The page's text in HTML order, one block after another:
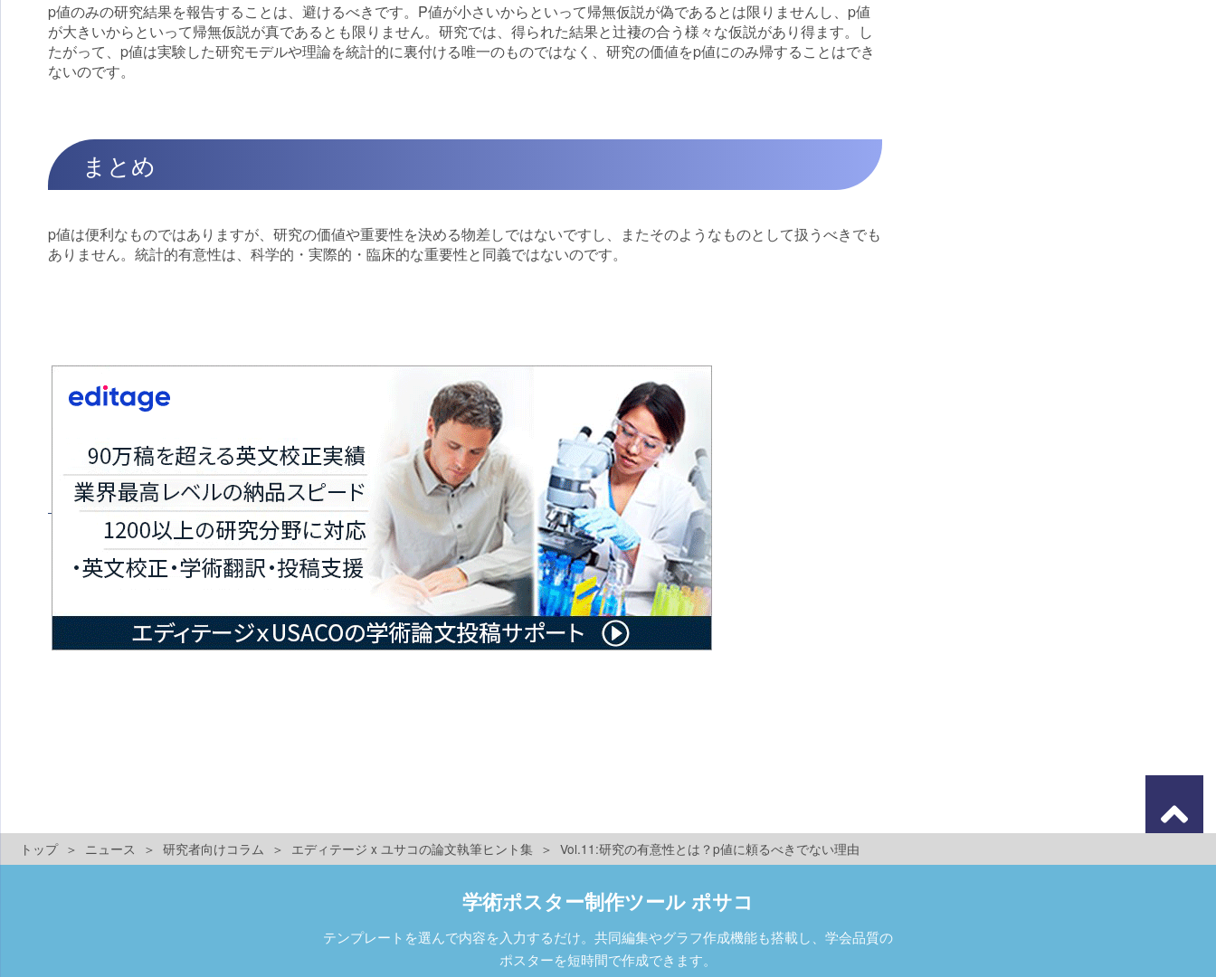
p値のみの研究結果を報告することは、避けるべきです。P値が小さいからといって帰無仮説が偽であるとは限りませんし、p値
が大きいからといって帰無仮説が真であるとも限りません。研究では、得られた結果と辻褄の合う様々な仮説があり得ます。し
たがって、p値は実験した研究モデルや理論を統計的に裏付ける唯一のものではなく、研究の価値をp値にのみ帰することはでき
ないのです。
まとめ
p値は便利なものではありますが、研究の価値や重要性を決める物差しではないですし、またそのようなものとして扱うべきでも
ありません。統計的有意性は、科学的・実際的・臨床的な重要性と同義ではないのです。
トップ ニュース 研究者向けコラム エディテージ x ユサコの論文執筆ヒント集 Vol.11:研究の有意性とは？p値に頼るべきでない理由
学術ポスター制作ツール ポサコ
テンプレートを選んで内容を入力するだけ。共同編集やグラフ作成機能も搭載し、学会品質の
ポスターを短時間で作成できます。